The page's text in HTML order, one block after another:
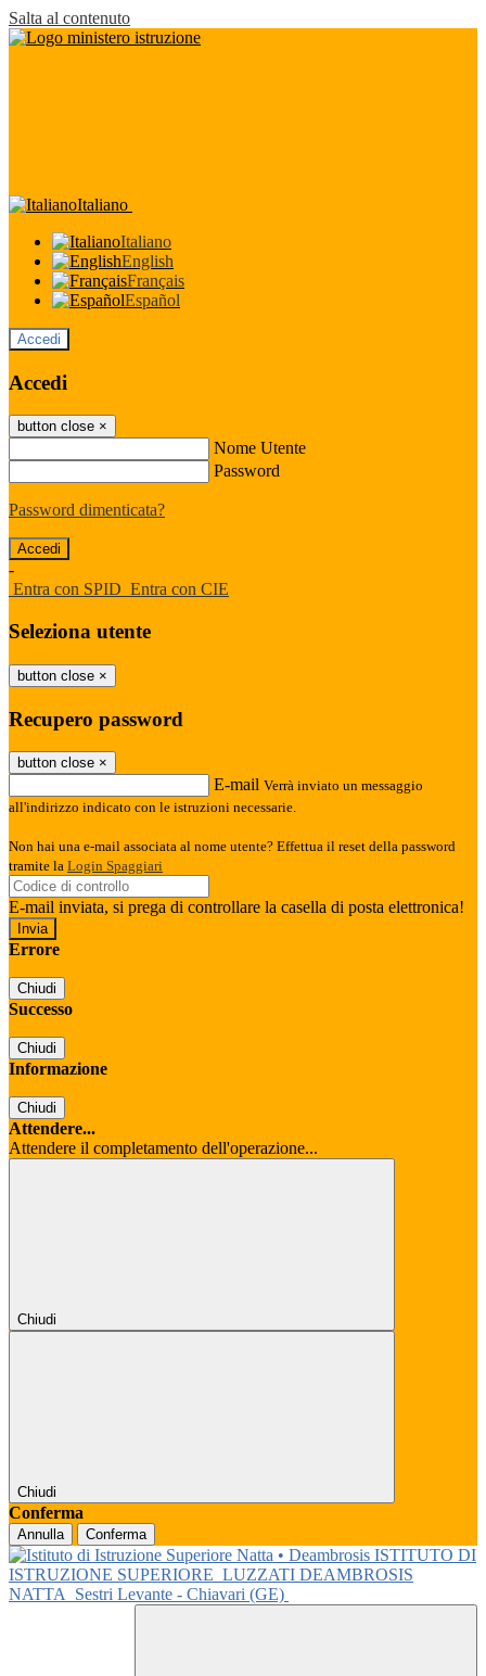
Salta al contenuto
Italiano
Italiano
English
Français
Español
Accedi
Accedi
button close ×
Nome Utente
Password
Password dimenticata?
-
Entra con SPID Entra con CIE
Seleziona utente
button close ×
Recupero password
button close ×
E-mail Verrà inviato un messaggio
all'indirizzo indicato con le istruzioni necessarie.
Non hai una e-mail associata al nome utente? Effettua il reset della password
tramite la Login Spaggiari
E-mail inviata, si prega di controllare la casella di posta elettronica!
Errore
Chiudi
Successo
Chiudi
Informazione
Chiudi
Attendere...
Attendere il completamento dell'operazione...
Chiudi
Chiudi
Conferma
Annulla Conferma
ISTITUTO DI
ISTRUZIONE SUPERIORE LUZZATI DEAMBROSIS
NATTA
Sestri Levante - Chiavari (GE)